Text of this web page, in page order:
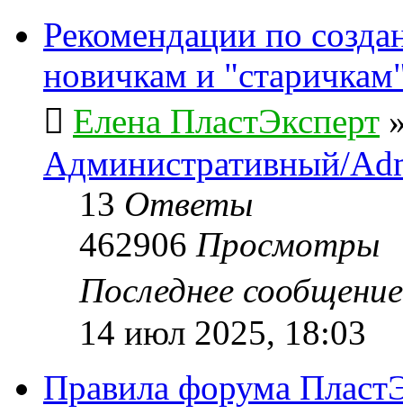
Рекомендации по
новичкам и
Елена ПластЭксперт
Административный/
13 Ответы
462906 Просмотры
Последнее
14 июл 2025, 18:03
Правила форума